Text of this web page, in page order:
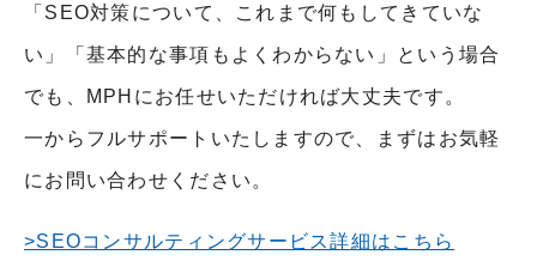
「SEO対策について、これまで何もしてきていな
い」「基本的な事項もよくわからない」という場合
でも、MPHにお任せいただければ大丈夫です。
一からフルサポートいたしますので、まずはお気軽
にお問い合わせください。
>SEOコンサルティングサービス詳細はこちら